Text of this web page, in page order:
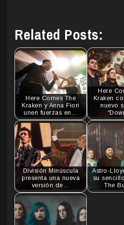
Related Posts:
Here Comes The
Kraken y Anna Fiori
unen fuerzas en…
Here
Kraken
nuevo
División Minúscula
presenta una nueva
versión de…
Astro-
su
The